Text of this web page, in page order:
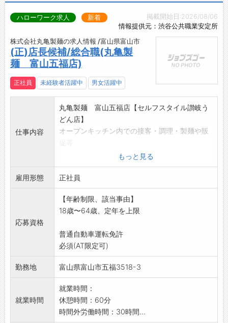
掲載開始日:2026/08/06
情報提供元：渋谷公共職業安定所
ハローワーク求人 新着
株式会社丸亀製麺の求人情報 /富山県富山市
(正)店長候補/総合職(丸亀製
麺 富山五福店)
正社員 未経験者活躍中 男女活躍中
仕事内容
丸亀製麺 富山五福店【セルフスタイル讃岐う
どん店】
オープンキッチン内での接客・調理・製麺や販
研修センターや研修に特化した店舗で4ヶ月
間、
店舗運営を基礎から学び、更なるOJTを経て、
店長を目指していただきます。
分かりやすいレシピ、業務対応に関する内容全
般を
があるので、
未経験の方でも安心して始めていただけます。
一緒にお客さまを笑顔にして、<食の感動体験>
を
変更範囲:変更なし
もっと見る
雇用形態 正社員
応募資格
【年齢制限、該当事由】
18歳〜64歳、定年を上限
普通自動車運転免許
必須(AT限定可)
勤務地 富山県富山市五福3518-3
就業時間
就業時間：
休憩時間：60分
時間外労働時間：30時間...